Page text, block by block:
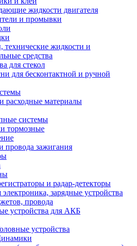
жидкости двигателя
и промывки
технические жидкости и
средства
для стекол
для бесконтактной и ручной
расходные материалы
системы
тормозные
провода зажигания
и радар-детекторы
зарядные устройства
провода
устройства для АКБ
устройства